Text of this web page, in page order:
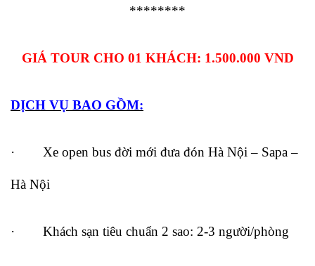
********
GIÁ TOUR CHO 01 KHÁCH: 1.500.000 VND
DỊCH VỤ BAO GỒM:
· Xe open bus đời mới đưa đón Hà Nội – Sapa –
Hà Nội
· Khách sạn tiêu chuẩn 2 sao: 2-3 người/phòng